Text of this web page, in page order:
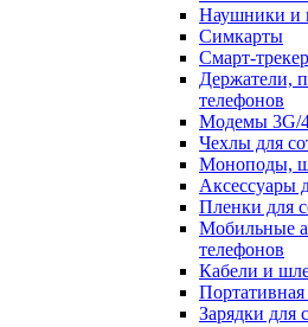
Наушники и
Симкарты
Смарт-
Держатели,
телефонов
Модемы 3G/
Чехлы для
Моноподы,
Аксессуары
Пленки для
Мобильные
телефонов
Кабели и
Портативная
Зарядки для